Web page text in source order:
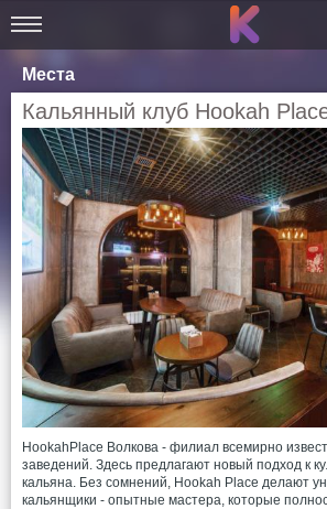
Места
Кальянный клуб Hookah
HookahPlace Волкова - филиал всемирно
заведений. Здесь предлагают новый подход к
кальяна. Без сомнений, Hookah Place делают
кальянщики - опытные мастера, которые